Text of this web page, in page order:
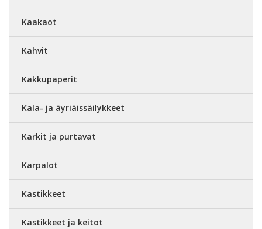
Kaakaot
Kahvit
Kakkupaperit
Kala- ja äyriäissäilykkeet
Karkit ja purtavat
Karpalot
Kastikkeet
Kastikkeet ja keitot